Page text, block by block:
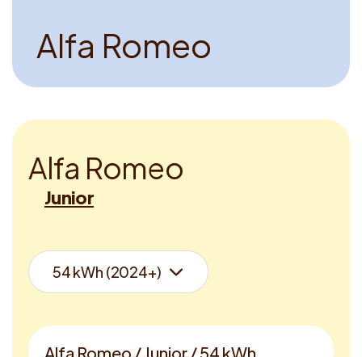
Alfa Romeo
Alfa Romeo
Junior
Alfa Romeo / Junior / 54 kWh